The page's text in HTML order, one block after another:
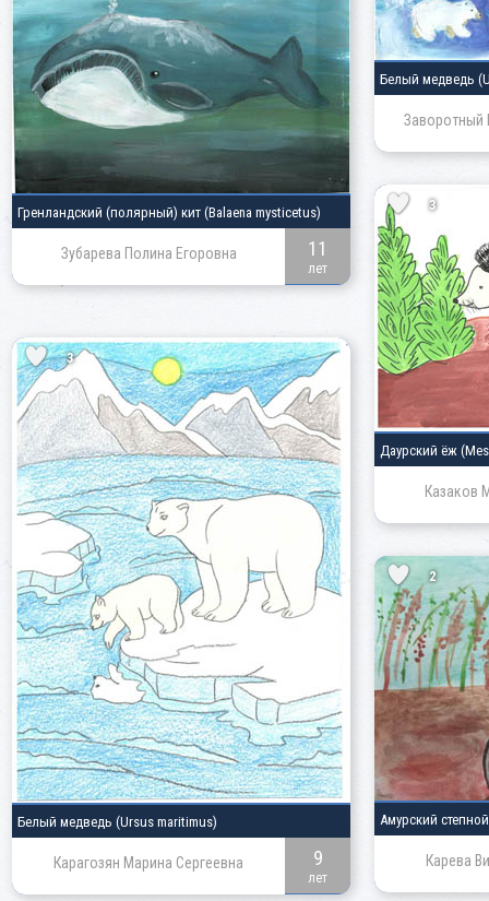
Белый медведь
Заворотный
Гренландский (полярный) кит (Balaena mysticetus)
Зубарева Полина Егоровна 11
лет
3
Даурский ёж
Казаков
3
Белый медведь (Ursus maritimus)
Карагозян Марина Сергеевна 9
лет
2
Амурский
Карева